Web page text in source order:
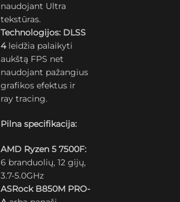
naudojant Ultra
tekstūras.
Technologijos: DLSS
4leidžia palaikyti
aukštą FPS net
naudojant pažangius
grafikos efektus ir
ray tracing.
Pilna specifikacija:
AMD Ryzen 5 7500F:
6 branduolių, 12 gijų,
3.7-5.0GHz
ASRock B850M PRO-